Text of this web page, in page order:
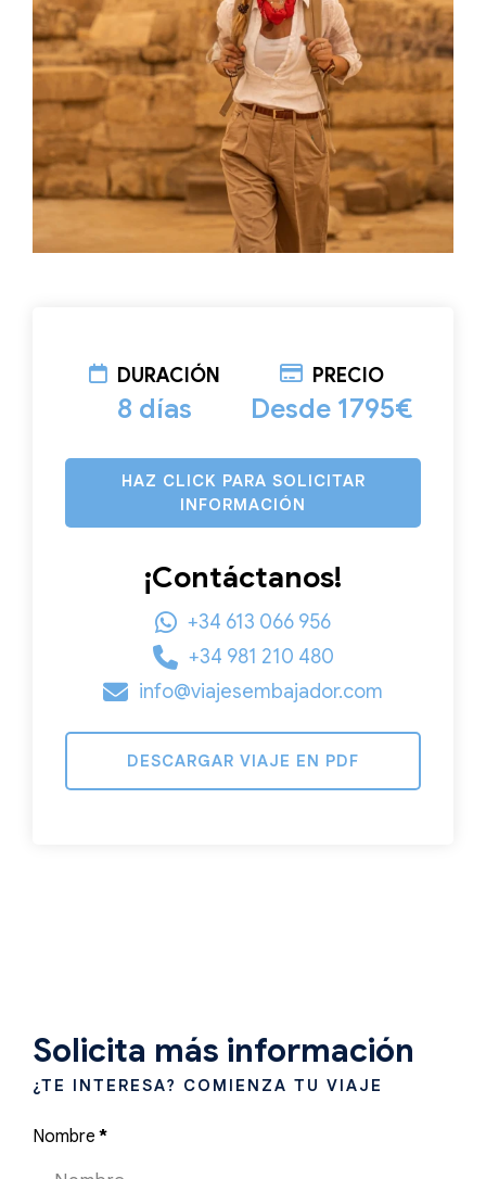
DURACIÓN
8 días
PRECIO
Desde 1795€
HAZ CLICK PARA SOLICITAR
INFORMACIÓN
¡Contáctanos!
+34 613 066 956
+34 981 210 480
info@viajesembajador.com
DESCARGAR VIAJE EN PDF
Solicita más información
¿TE INTERESA? COMIENZA TU VIAJE
Nombre *